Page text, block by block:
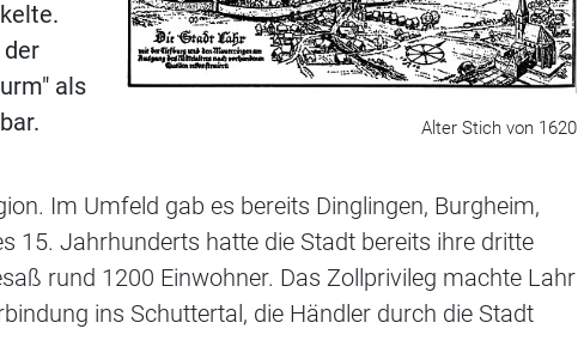
Alter Stich von 1620
als
Im Umfeld gab es bereits Dinglingen, Burgheim,
15. Jahrhunderts hatte die Stadt bereits ihre dritte
rund 1200 Einwohner. Das Zollprivileg machte Lahr
ins Schuttertal, die Händler durch die Stadt